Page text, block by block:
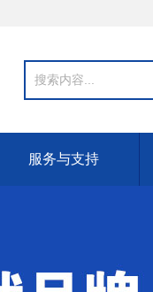
服务与支持